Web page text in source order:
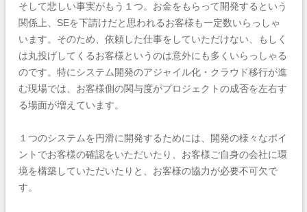
そして悲しい事実がもう１つ。お金をもらって開発するという
関係上、SEを下請けだと思われるお客様も一定数いらっしゃ
います。そのため、依頼した仕事をしていただけない、もしく
は丸投げしてくるお客様というのは意外にも多くいらっしゃる
のです。特にシステム開発のアジャイル化・クラウド移行が進
む現場では、お客様側の関与度がプロジェクトの成否を左右す
る場面が増えています。
１つのシステムを円滑に開発するためには、開発の様々なポイ
ントでお客様の確認をいただいたり、お客様ご自身の会社に環
境を構築していただいたりと、お客様の協力が必要不可欠で
す。